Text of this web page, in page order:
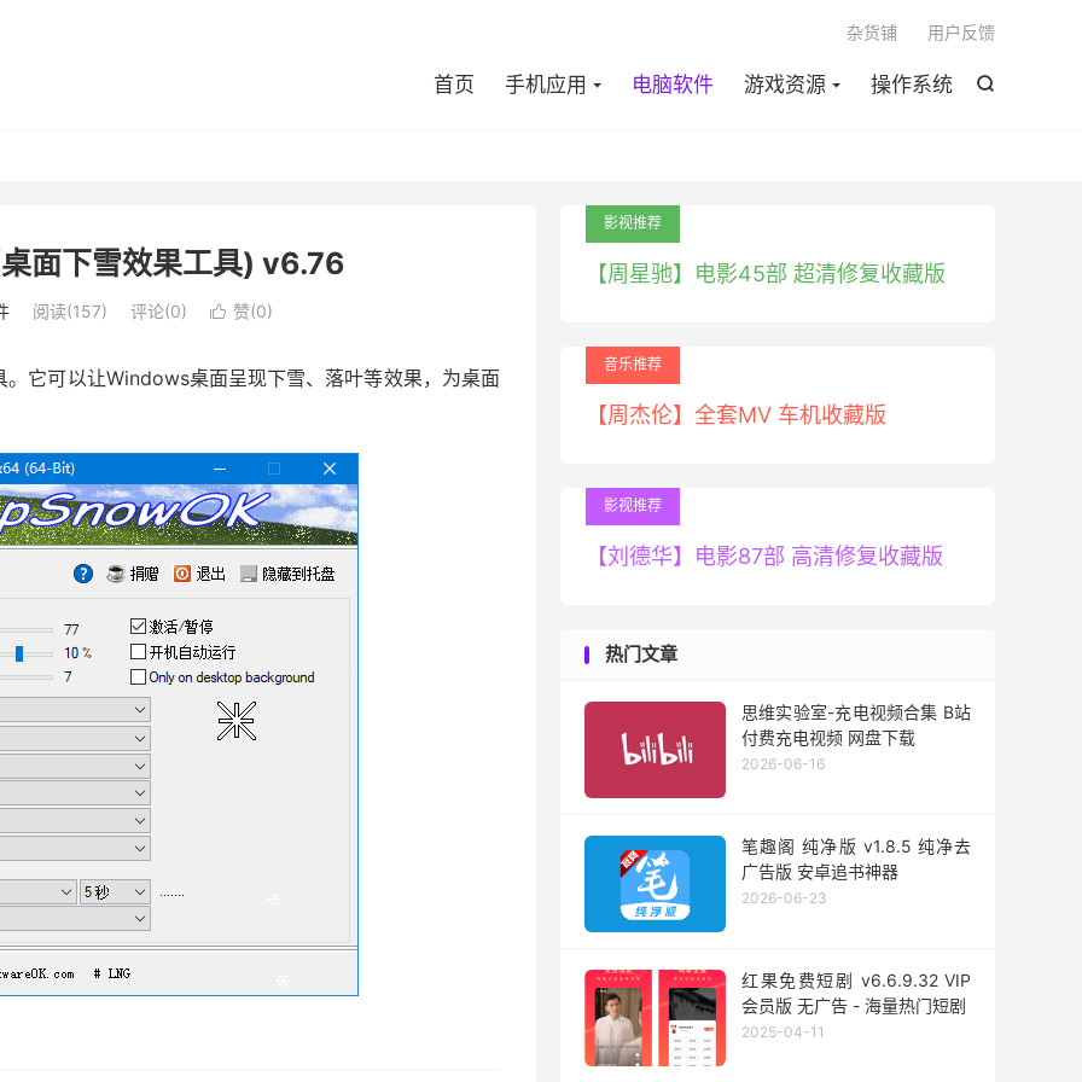

首页 手机应用 电脑软件 游戏资源 操作系统
杂货铺 用户反馈
面下雪效果工具) v6.76
阅读(157) 评论(0)  赞(0)
它可以让Windows桌面呈现下雪、落叶等效果，为桌面
影视推荐
【周星驰】电影45部 超清修复收藏版
音乐推荐
【周杰伦】全套MV 车机收藏版
影视推荐
【刘德华】电影87部 高清修复收藏版
热门文章
思维实验室-充电视频合集 B站
付费充电视频 网盘下载
2026-06-16
笔趣阁 纯净版 v1.8.5 纯净去
广告版 安卓追书神器
2026-06-23
红果免费短剧 v6.6.9.32 VIP
会员版 无广告 - 海量热门短剧
2025-04-11